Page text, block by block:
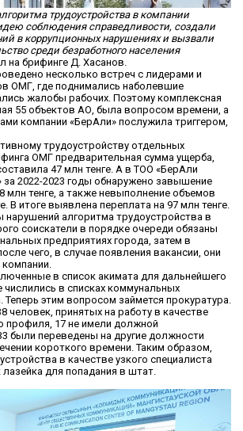
трудоустройства в компании
соблюдения справедливости, создали
в коррупционных нарушениях и вызвали
среди безработного населения
на брифинге Д. Хасанов.
несколько встреч с лидерами и
ОМГ, где поднимались наболевшие
жалобы рабочих. Поэтому комплексная
55 объектов АО, была вопросом времени, а
компании «БерАли» послужила триггером,
трудоустройству отдельных
ОМГ предварительная сумма ущерба,
47 млн тенге. А в ТОО «БерАли
за 2022-2023 годы обнаружено завышение
млн тенге, а также невыполнение объемов
В итоге выявлена переплата на 97 млн тенге.
алгоритма трудоустройства в
соискатели в порядке очереди обязаны
предприятиях города, затем в
чего, в случае появления вакансии, они
в список акимата для дальнейшего
числились в списках коммунальных
Теперь этим вопросом займется прокуратура.
человек, принятых на работу в качестве
профиля, 17 не имели должной
были переведены на другие должности
короткого времени. Таким образом,
в качестве узкого специалиста
для попадания в штат.